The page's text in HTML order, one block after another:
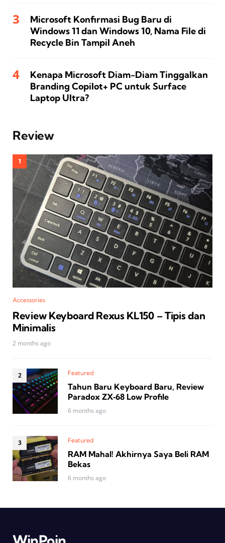
Microsoft Konfirmasi Bug Baru di
Windows 11 dan Windows 10, Nama File di
Recycle Bin Tampil Aneh
Kenapa Microsoft Diam-Diam Tinggalkan
Branding Copilot+ PC untuk Surface
Laptop Ultra?
Review
Accessories
Review Keyboard Rexus KL150 – Tipis dan
Minimalis
2 months ago
Featured
Tahun Baru Keyboard Baru, Review
Paradox ZX‑68 Low Profile
6 months ago
Featured
RAM Mahal! Akhirnya Saya Beli RAM
Bekas
6 months ago